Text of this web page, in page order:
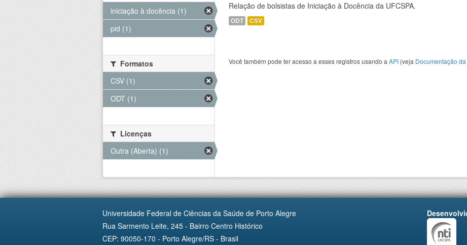
Relação de bolsistas de Iniciação à Docência da UFCSPA.
ODT CSV
Você também pode ter acesso a esses registros usando a API (veja Documentação
iniciação à docência (1)
pid (1)
Formatos
CSV (1)
ODT (1)
Licenças
Outra (Aberta) (1)
Universidade Federal de Ciências da Saúde de Porto Alegre
Rua Sarmento Leite, 245 - Bairro Centro Histórico
CEP: 90050-170 - Porto Alegre/RS - Brasil